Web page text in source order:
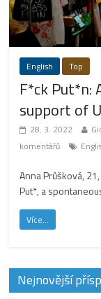
English Top
F*ck Put*n:
support of
28. 3. 2022
komentářů
Anna Průšková,
Put*, a
Více...
Nejnovější